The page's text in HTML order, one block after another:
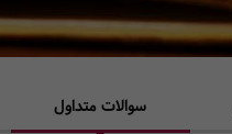
سوالات متداول